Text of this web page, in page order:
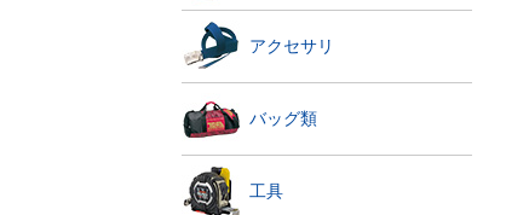
アクセサリ
バッグ類
工具